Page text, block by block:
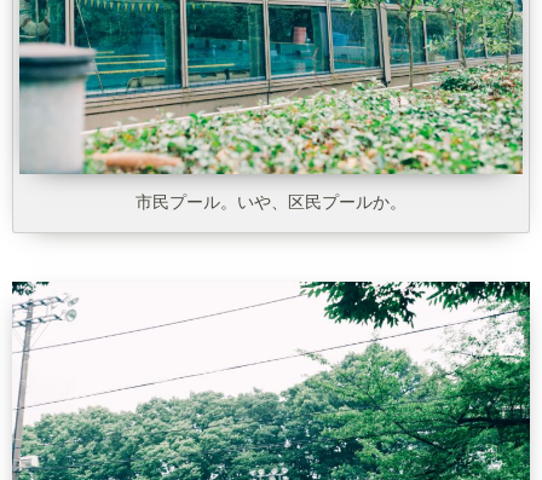
市民プール。いや、区民プールか。